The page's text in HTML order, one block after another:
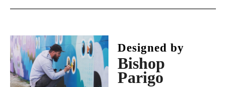
Finition: Brillante et laquée 4 faces
Confort : Double frein de chute intégré
Garantie : 1 an
Oui, les visuels ne sont pas retouchés.
L’abattant est-il adaptable sur un WC suspendu ?
Nos abattants s’adaptent à tous les WC standards.
Designed by
Bishop
Parigo